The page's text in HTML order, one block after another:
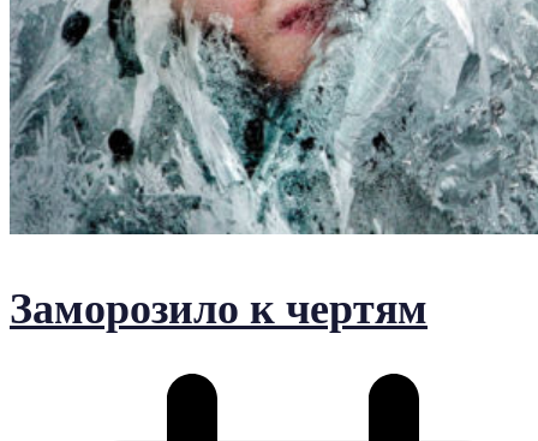
Заморозило к чертям